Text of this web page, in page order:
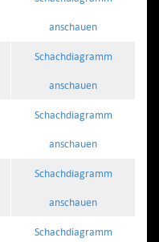
anschauen
Schachdiagramm
anschauen
Schachdiagramm
anschauen
Schachdiagramm
anschauen
Schachdiagramm